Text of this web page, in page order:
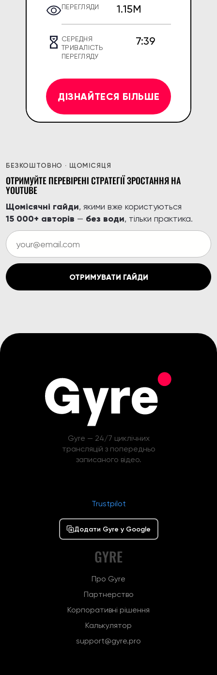
ПЕРЕГЛЯДИ 1.15M
СЕРЕДНЯ
ТРИВАЛІСТЬ
ПЕРЕГЛЯДУ
7:39
ДІЗНАЙТЕСЯ БІЛЬШЕ
БЕЗКОШТОВНО · ЩОМІСЯЦЯ
ОТРИМУЙТЕ ПЕРЕВІРЕНІ СТРАТЕГІЇ ЗРОСТАННЯ НА
YOUTUBE
Щомісячні гайди, якими вже користуються
15 000+ авторів — без води, тільки практика.
ОТРИМУВАТИ ГАЙДИ
Gyre — 24/7 циклічних
трансляцій з попередньо
записаного відео.
Trustpilot
Додати Gyre у Google
GYRE
Про Gyre
Партнерство
Корпоративні рішення
Калькулятор
support@gyre.pro